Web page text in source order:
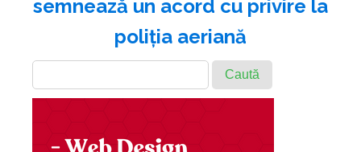
semnează un acord cu privire la
poliţia aeriană